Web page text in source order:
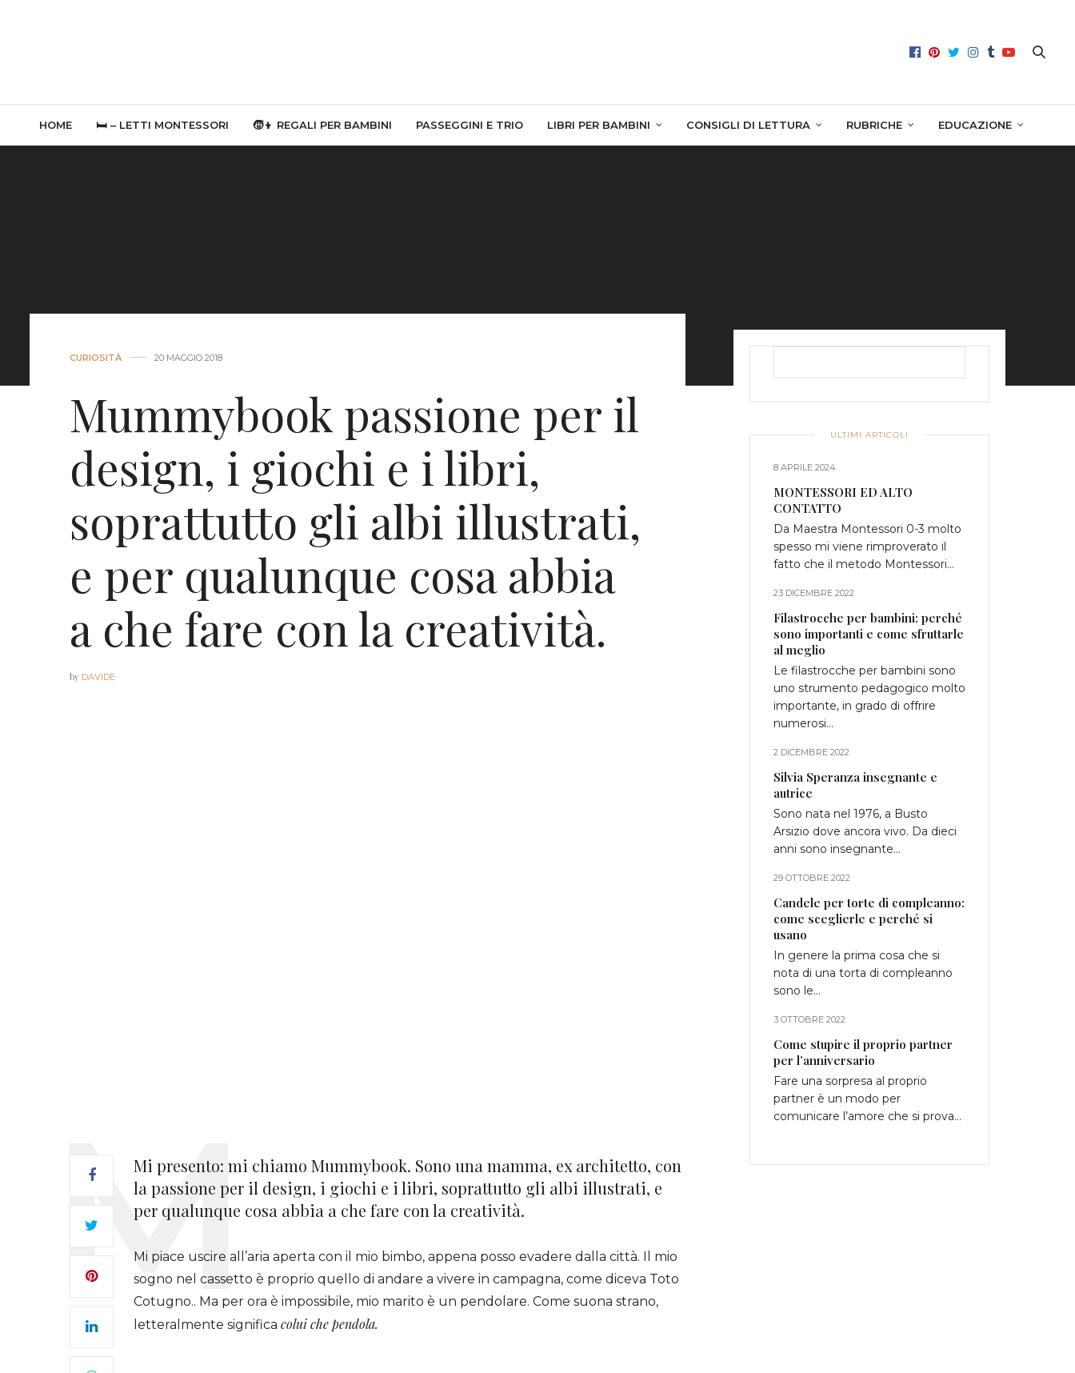
HOME 🛏 – LETTI MONTESSORI 🧒👦 REGALI PER BAMBINI PASSEGGINI E TRIO LIBRI PER BAMBINI CONSIGLI DI LETTURA RUBRICHE EDUCAZIONE
CURIOSITÀ 20 MAGGIO 2018
Mummybook passione per il
design, i giochi e i libri,
soprattutto gli albi illustrati,
e per qualunque cosa abbia
a che fare con la creatività.
by DAVIDE
Mi presento: mi chiamo Mummybook. Sono una mamma, ex architetto, con
la passione per il design, i giochi e i libri, soprattutto gli albi illustrati, e
per qualunque cosa abbia a che fare con la creatività.
Mi piace uscire all’aria aperta con il mio bimbo, appena posso evadere dalla città. Il mio
sogno nel cassetto è proprio quello di andare a vivere in campagna, come diceva Toto
Cotugno.. Ma per ora è impossibile, mio marito è un pendolare. Come suona strano,
letteralmente significa colui che pendola.
ULTIMI ARTICOLI
8 APRILE 2024
MONTESSORI ED ALTO
CONTATTO
Da Maestra Montessori 0-3 molto
spesso mi viene rimproverato il
fatto che il metodo Montessori…
23 DICEMBRE 2022
Filastrocche per bambini: perché
sono importanti e come sfruttarle
al meglio
Le filastrocche per bambini sono
uno strumento pedagogico molto
importante, in grado di offrire
numerosi…
2 DICEMBRE 2022
Silvia Speranza insegnante e
autrice
Sono nata nel 1976, a Busto
Arsizio dove ancora vivo. Da dieci
anni sono insegnante…
29 OTTOBRE 2022
Candele per torte di compleanno:
come sceglierle e perché si
usano
In genere la prima cosa che si
nota di una torta di compleanno
sono le…
3 OTTOBRE 2022
Come stupire il proprio partner
per l’anniversario
Fare una sorpresa al proprio
partner è un modo per
comunicare l’amore che si prova…